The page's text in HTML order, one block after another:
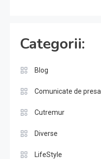
Categorii:
Blog
Comunicate de presa
Cutremur
Diverse
LifeStyle